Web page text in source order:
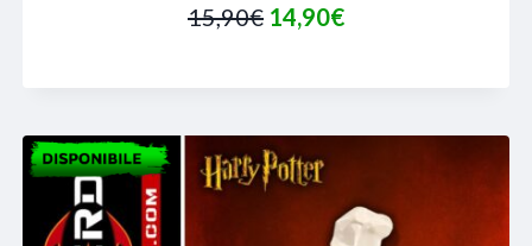
15,90€ Il
era:
15,90€.
14,90€Il
è: